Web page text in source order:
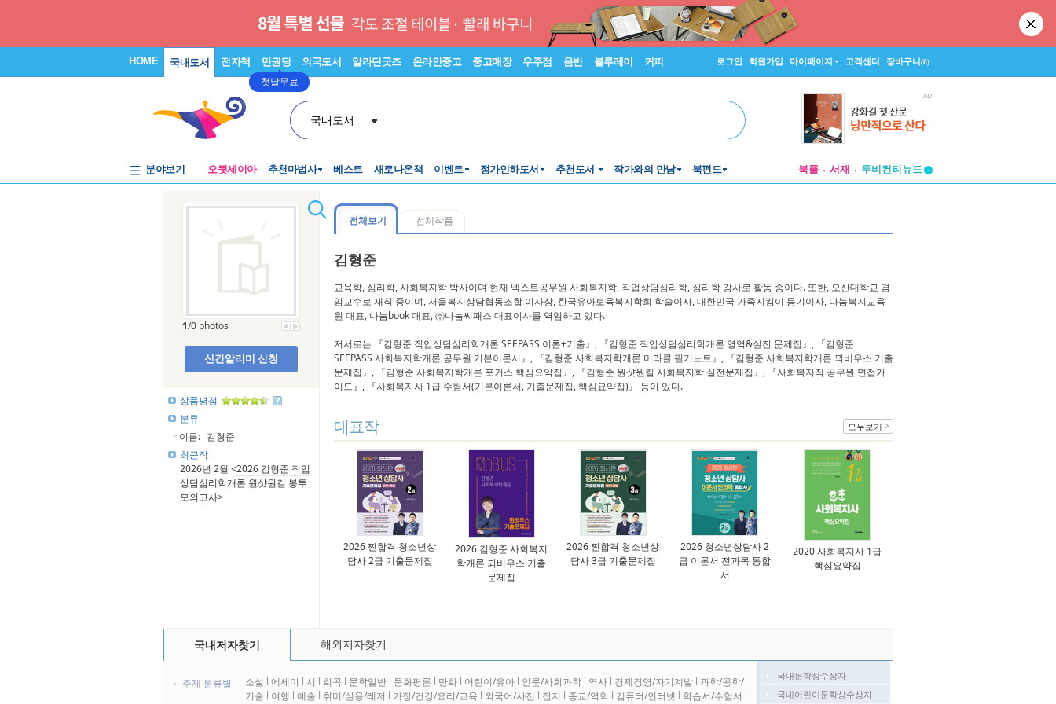
HOME 국내도서 전자책 만권당
첫달무료
외국도서 알라딘굿즈 온라인중고 중고매장 우주점 음반 블루레이 커피 로그인 회원가입 마이페이지 고객센터 장바구니(0)
국내도서
분야보기 오뒷세이아 추천마법사 베스트 새로나온책 이벤트 정가인하도서 추천도서 작가와의 만남 북펀드 북플 서재
투비컨티뉴드
1/0 photos
신간알리미 신청
상품평점
분류
이름: 김형준
최근작
2026년 2월 <2026 김형준 직업
상담심리학개론 원샷원킬 봉투
모의고사>
전체보기 전체작품
김형준
교육학, 심리학, 사회복지학 박사이며 현재 넥스트공무원 사회복지학, 직업상담심리학, 심리학 강사로 활동 중이다. 또한, 오산대학교 겸
임교수로 재직 중이며, 서울복지상담협동조합 이사장, 한국유아보육복지학회 학술이사, 대한민국 가족지킴이 등기이사, 나눔복지교육
원 대표, 나눔book 대표, ㈜나눔씨패스 대표이사를 역임하고 있다.
저서로는 『김형준 직업상담심리학개론 SEEPASS 이론+기출』, 『김형준 직업상담심리학개론 영역&실전 문제집』, 『김형준
SEEPASS 사회복지학개론 공무원 기본이론서』, 『김형준 사회복지학개론 미라클 필기노트』, 『김형준 사회복지학개론 뫼비우스 기출
문제집』, 『김형준 사회복지학개론 포커스 핵심요약집』, 『김형준 원샷원킬 사회복지학 실전문제집』, 『사회복지직 공무원 면접가
이드』, 『사회복지사 1급 수험서(기본이론서, 기출문제집, 핵심요약집)』 등이 있다.
대표작 모두보기
2026 찐합격 청소년상
담사 2급 기출문제집
2026 김형준 사회복지
학개론 뫼비우스 기출
문제집
2026 찐합격 청소년상
담사 3급 기출문제집
2026 청소년상담사 2
급 이론서 전과목 통합
서
2020 사회복지사 1급
핵심요약집
국내저자찾기 해외저자찾기
주제 분류별 소설 l 에세이 l 시 l 희곡 l 문학일반 l 문화평론 l 만화 l 어린이/유아 l 인문/사회과학 l 역사 l 경제경영/자기계발 l 과학/공학/
기술 l 여행 l 예술 l 취미/실용/레저 l 가정/건강/요리/교육 l 외국어/사전 l 잡지 l 종교/역학 l 컴퓨터/인터넷 l 학습서/수험서 l
국내문학상수상자
국내어린이문학상수상자